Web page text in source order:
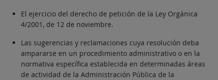
El ejercicio del derecho de petición de la Ley Orgánica
4/2001, de 12 de noviembre.
Las sugerencias y reclamaciones cuya resolución deba
ampararse en un procedimiento administrativo o en la
normativa específica establecida en determinadas áreas
de actividad de la Administración Pública de la